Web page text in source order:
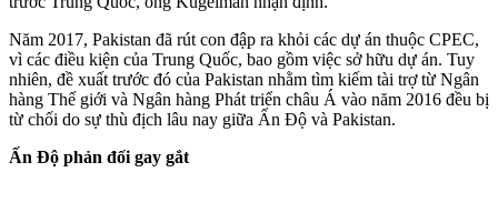
Năm 2017, Pakistan đã rút con đập ra khỏi các dự án thuộc CPEC,
vì các điều kiện của Trung Quốc, bao gồm việc sở hữu dự án. Tuy
nhiên, đề xuất trước đó của Pakistan nhằm tìm kiếm tài trợ từ Ngân
hàng Thế giới và Ngân hàng Phát triển châu Á vào năm 2016 đều bị
từ chối do sự thù địch lâu nay giữa Ấn Độ và Pakistan.
Ấn Độ phản đối gay gắt